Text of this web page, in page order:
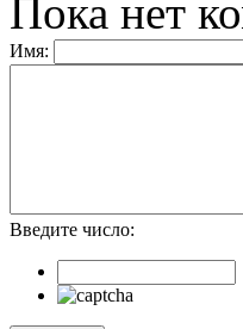
Пока нет
Имя:
Введите число: